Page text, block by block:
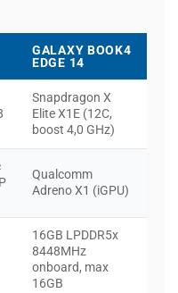
GALAXY BOOK4
EDGE 14
Snapdragon X
Elite X1E (12C,
boost 4,0 GHz)
Qualcomm
Adreno X1 (iGPU)
16GB LPDDR5x
8448MHz
onboard, max
16GB